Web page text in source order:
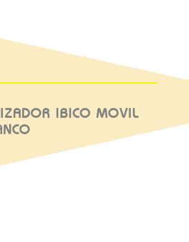
IBICO MOVIL